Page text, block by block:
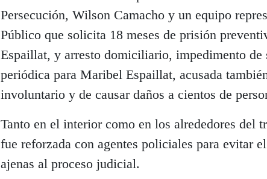
Persecución, Wilson Camacho y un equipo
Público que solicita 18 meses de prisión
Espaillat, y arresto domiciliario, impedimento de
periódica para Maribel Espaillat, acusada
involuntario y de causar daños a cientos de
Tanto en el interior como en los alrededores del
fue reforzada con agentes policiales para evitar
ajenas al proceso judicial.